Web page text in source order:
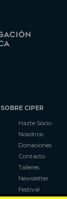
SOBRE CIPER
Hazte Socio
Nosotros
Donaciones
Contacto
Talleres
Newsletter
Festival